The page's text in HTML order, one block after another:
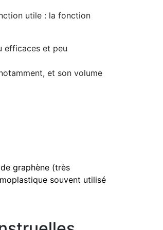
utile : la fonction
efficaces et peu
et son volume
graphène (très
souvent utilisé